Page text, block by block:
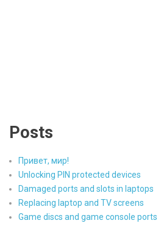
Posts
Привет, мир!
Unlocking PIN protected devices
Damaged ports and slots in laptops
Replacing laptop and TV screens
Game discs and game console ports